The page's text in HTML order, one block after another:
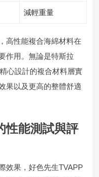
減輕重量
高性能複合海綿材料在
作用。無論是特斯拉
心設計的複合材料層實
果以及更高的整體舒適
性能測試與評
效果，好色先生TVAPP